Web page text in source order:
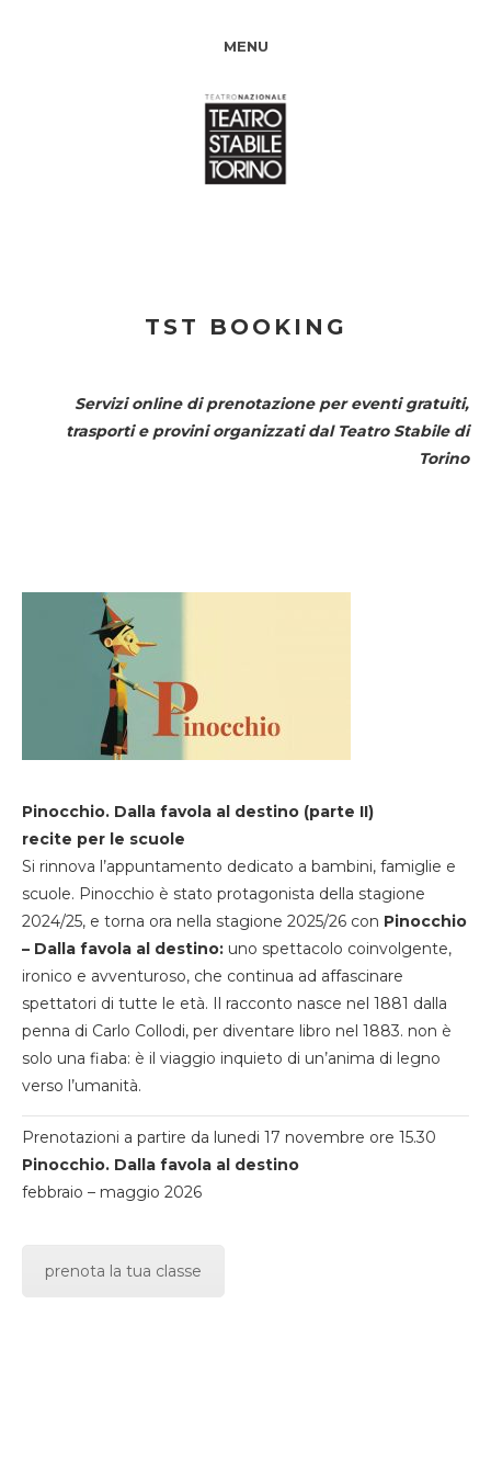
MENU
TST BOOKING
Servizi online di prenotazione per eventi gratuiti,
trasporti e provini organizzati dal Teatro Stabile di
Torino
Pinocchio. Dalla favola al destino (parte II)
recite per le scuole
Si rinnova l’appuntamento dedicato a bambini, famiglie e
scuole. Pinocchio è stato protagonista della stagione
2024/25, e torna ora nella stagione 2025/26 con Pinocchio
– Dalla favola al destino: uno spettacolo coinvolgente,
ironico e avventuroso, che continua ad affascinare
spettatori di tutte le età. Il racconto nasce nel 1881 dalla
penna di Carlo Collodi, per diventare libro nel 1883. non è
solo una fiaba: è il viaggio inquieto di un’anima di legno
verso l’umanità.
Prenotazioni a partire da lunedi 17 novembre ore 15.30
Pinocchio. Dalla favola al destino
febbraio – maggio 2026
prenota la tua classe